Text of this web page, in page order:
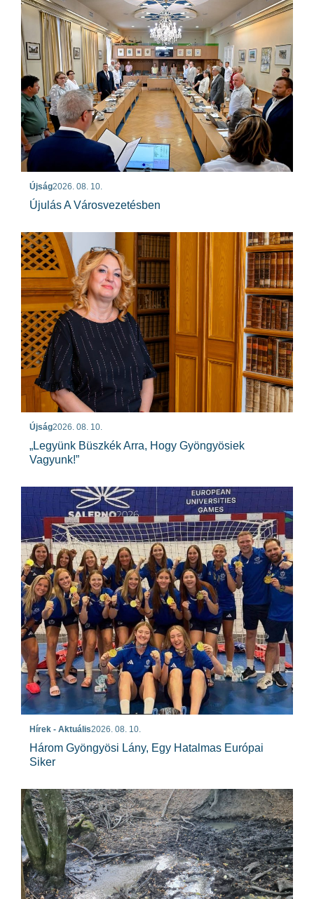
Újság2026. 08. 10.
Újulás A Városvezetésben
Újság2026. 08. 10.
„Legyünk Büszkék Arra, Hogy Gyöngyösiek
Vagyunk!”
Hírek - Aktuális2026. 08. 10.
Három Gyöngyösi Lány, Egy Hatalmas Európai
Siker